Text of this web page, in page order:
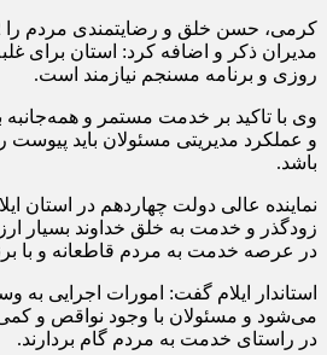
مدیران ذکر و اضافه کرد: استان برای
روزی و برنامه مسنجم نیازمند است.
وی با تاکید بر خدمت مستمر و همه‌جانبه
و عملکرد مدیریتی مسئولان باید پیوست
باشد.
نماینده عالی دولت چهاردهم در استان
زودگذر و خدمت به خلق خداوند بسیار
در عرصه خدمت به مردم قاطعانه و با
استاندار ایلام گفت: امورات اجرایی به
می‌شود و مسئولان با وجود نواقص و
در راستای خدمت به مردم گام بردارند.